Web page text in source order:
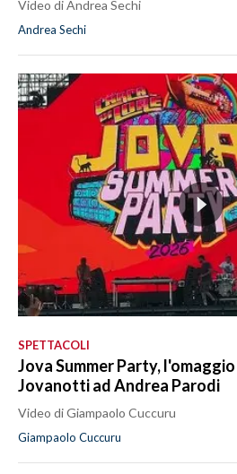
Video di Andrea Sechi
Andrea Sechi
SPETTACOLI
Jova Summer Party,
Jovanotti ad Andrea Parodi
Video di Giampaolo Cuccuru
Giampaolo Cuccuru